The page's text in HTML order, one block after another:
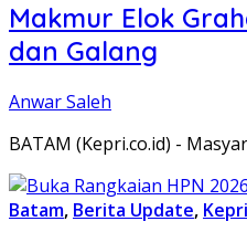
Makmur Elok
dan Galang
Anwar Saleh
BATAM (Kepri.co.id) -
Batam, Berita Update, Kepri